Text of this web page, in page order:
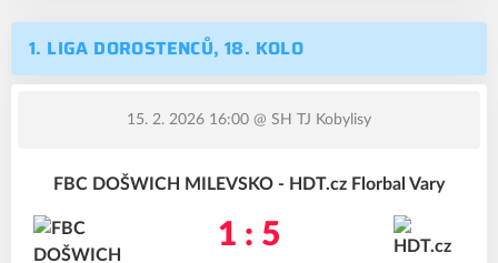
1. LIGA DOROSTENCŮ, 18. KOLO
15. 2. 2026 16:00 @ SH TJ Kobylisy
FBC DOŠWICH MILEVSKO - HDT.cz Florbal Vary
1 : 5